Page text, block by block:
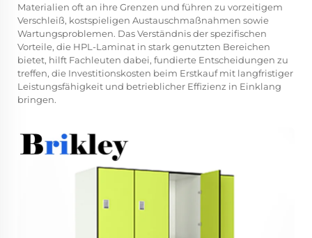
Materialien oft an ihre Grenzen und führen zu vorzeitigem
Verschleiß, kostspieligen Austauschmaßnahmen sowie
Wartungsproblemen. Das Verständnis der spezifischen
Vorteile, die HPL-Laminat in stark genutzten Bereichen
bietet, hilft Fachleuten dabei, fundierte Entscheidungen zu
treffen, die Investitionskosten beim Erstkauf mit langfristiger
Leistungsfähigkeit und betrieblicher Effizienz in Einklang
bringen.